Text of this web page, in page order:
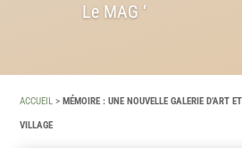
Le MAG ‘
ACCUEIL >MÉMOIRE : UNE NOUVELLE GALERIE D’ART
VILLAGE